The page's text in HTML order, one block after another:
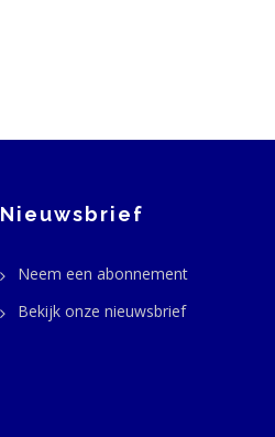
Nieuwsbrief
Neem een abonnement
Bekijk onze nieuwsbrief